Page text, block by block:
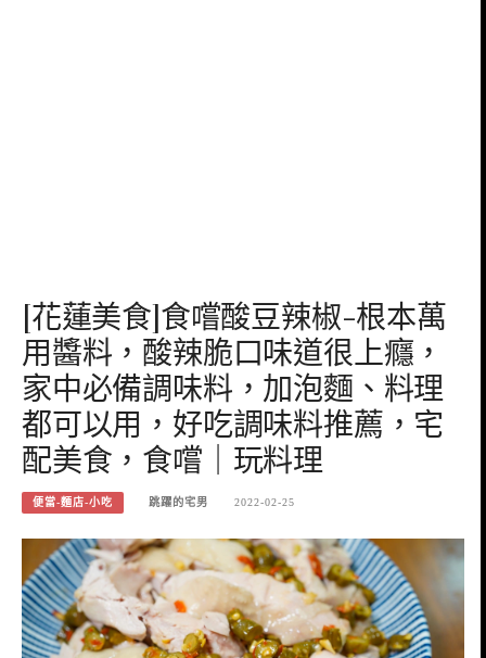
[花蓮美食]食嚐酸豆辣椒-根本萬
用醬料，酸辣脆口味道很上癮，
家中必備調味料，加泡麵、料理
都可以用，好吃調味料推薦，宅
配美食，食嚐｜玩料理
便當-麵店-小吃 跳躍的宅男 2022-02-25